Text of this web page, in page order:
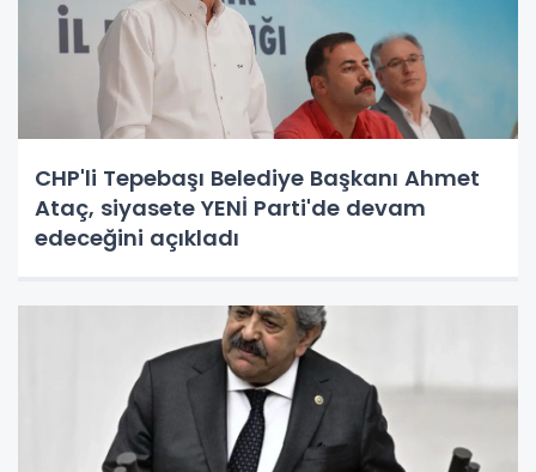
CHP'li Tepebaşı Belediye Başkanı Ahmet
Ataç, siyasete YENİ Parti'de devam
edeceğini açıkladı